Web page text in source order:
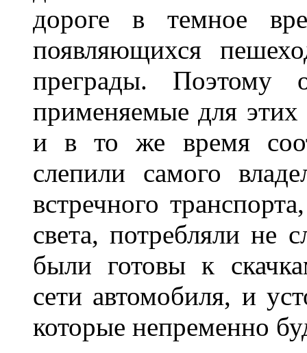
дороге в темное
появляющихся
преграды. Поэтому
применяемые для
и в то же время
слепили самого
встречного
света, потребляли не
были готовы к
сети автомобиля, и
которые непременно